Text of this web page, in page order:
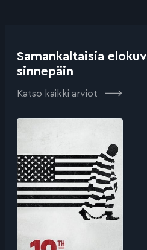
Samankaltaisia
sinnepäin
Katso kaikki arviot